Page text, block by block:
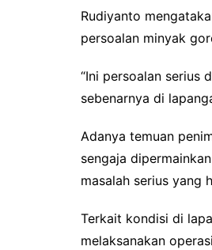
Rudiyanto
persoalan minyak
“Ini persoalan serius
sebenarnya di
Adanya temuan
sengaja
masalah serius yang
Terkait kondisi di
melaksanakan